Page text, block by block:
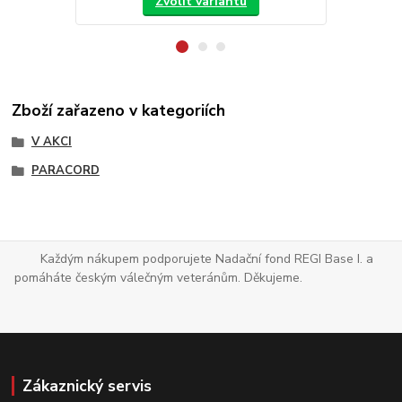
Zboží zařazeno v kategoriích
V AKCI
PARACORD
Každým nákupem podporujete Nadační fond REGI Base I. a
pomáháte českým válečným veteránům. Děkujeme.
Zákaznický servis